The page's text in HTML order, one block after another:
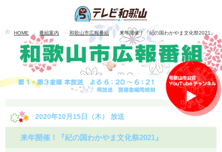
HOME 番組案内 和歌山市広報番組 来年開催！『紀の国わかやま文化祭2021』
2020年10月15日（木） 放送
来年開催！『紀の国わかやま文化祭2021』